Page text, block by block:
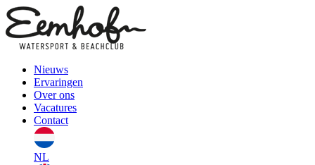
Nieuws
Ervaringen
Over ons
Vacatures
Contact
NL